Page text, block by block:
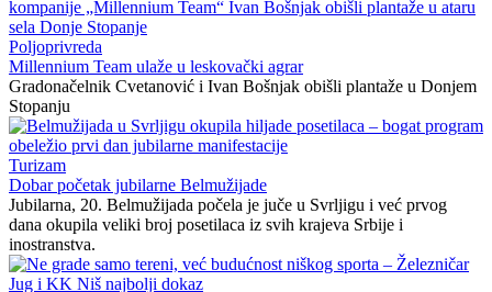
Poljoprivreda
Millennium Team ulaže u leskovački agrar
Gradonačelnik Cvetanović i Ivan Bošnjak obišli plantaže u Donjem
Stopanju
Turizam
Dobar početak jubilarne Belmužijade
Jubilarna, 20. Belmužijada počela je juče u Svrljigu i već prvog
dana okupila veliki broj posetilaca iz svih krajeva Srbije i
inostranstva.